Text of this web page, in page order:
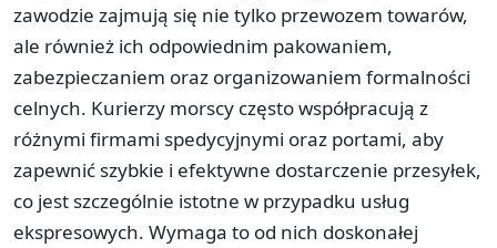
zawodzie zajmują się nie tylko przewozem towarów,
ale również ich odpowiednim pakowaniem,
zabezpieczaniem oraz organizowaniem formalności
celnych. Kurierzy morscy często współpracują z
różnymi firmami spedycyjnymi oraz portami, aby
zapewnić szybkie i efektywne dostarczenie przesyłek,
co jest szczególnie istotne w przypadku usług
ekspresowych. Wymaga to od nich doskonałej